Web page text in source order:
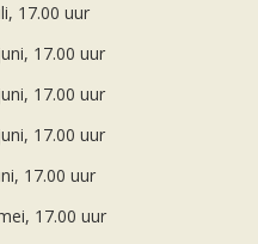
17.00 uur
17.00 uur
17.00 uur
17.00 uur
17.00 uur
17.00 uur